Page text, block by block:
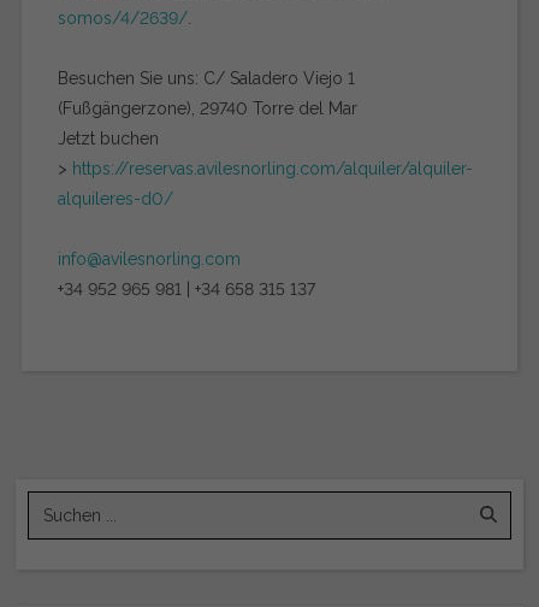
somos/4/2639/
Besuchen Sie uns: C/ Saladero Viejo 1
(Fußgängerzone), 29740 Torre del Mar
Jetzt buchen
> https://reservas.avilesnorling.com/alquiler/alquiler-
alquileres-d0/
info@avilesnorling.com
+34 952 965 981 | +34 658 315 137